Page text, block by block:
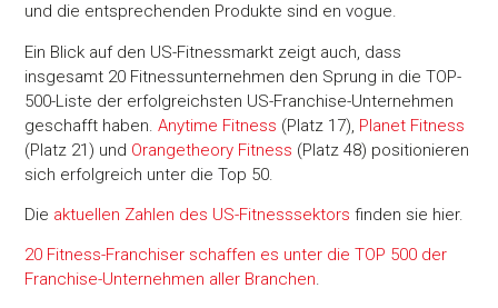
und die entsprechenden Produkte sind en vogue.
Ein Blick auf den US-Fitnessmarkt zeigt auch, dass
insgesamt 20 Fitnessunternehmen den Sprung in die TOP-
500-Liste der erfolgreichsten US-Franchise-Unternehmen
geschafft haben.Anytime Fitness (Platz 17), Planet Fitness
(Platz 21) und Orangetheory Fitness (Platz 48) positionieren
sich erfolgreich unter die Top 50.
Die aktuellen Zahlen des US-Fitnesssektors finden sie hier.
20 Fitness-Franchiser schaffen es unter die TOP 500 der
Franchise-Unternehmen aller Branchen.